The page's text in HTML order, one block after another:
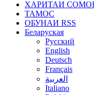
ХАРИТАИ
ТАМОС
ОБУНАИ RSS
Беларуская
Русский
English
Deutsch
Français
العربية
Italiano